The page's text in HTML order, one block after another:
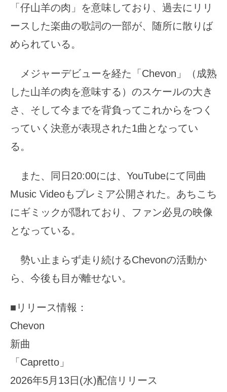
「仔山羊の肉」を意味しており、過去にリリ
ースした楽曲の歌詞の一部が、随所に散りば
められている。
メジャーデビューを経た「Chevon」（成熟
した山羊の肉を意味する）のスケールの大き
さ、そして今までを背負ってこれからをつく
っていく決意が表現された1曲となってい
る。
また、同日20:00には、YouTubeにて同曲
Music Videoもプレミア公開された。あちこち
にギミックが隠れており、ファン必見の映像
となっている。
勢い止まらず走り続けるChevonの活動か
ら、今後も目が離せない。
■リリース情報：
Chevon
新曲
「Capretto」
2026年5月13日(水)配信リリース